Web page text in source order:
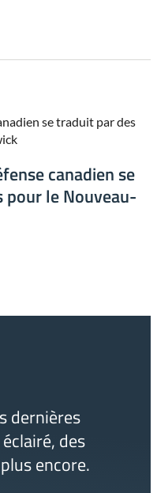
canadien se
le Nouveau-
dernières
des
encore.